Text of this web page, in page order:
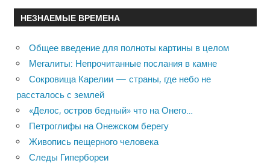
НЕЗНАЕМЫЕ ВРЕМЕНА
Общее введение для полноты картины в целом
Мегалиты: Непрочитанные послания в камне
Сокровища Карелии — страны, где небо не
рассталось с землей
«Делос, остров бедный» что на Онего…
Петроглифы на Онежском берегу
Живопись пещерного человека
Следы Гипербореи